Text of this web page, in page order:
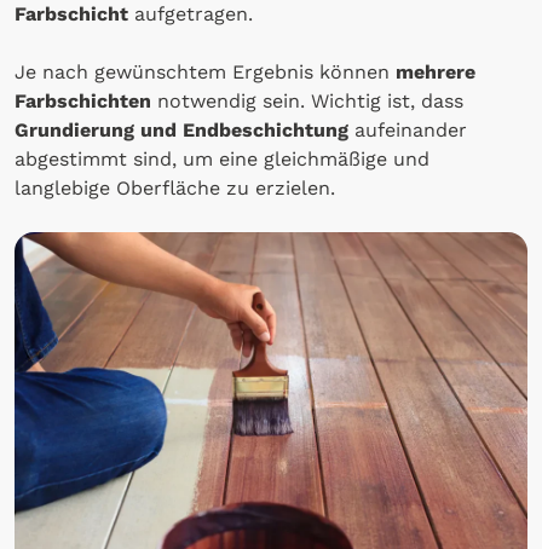
Farbschicht aufgetragen.
Je nach gewünschtem Ergebnis können mehrere
Farbschichten notwendig sein. Wichtig ist, dass
Grundierung und Endbeschichtung aufeinander
abgestimmt sind, um eine gleichmäßige und
langlebige Oberfläche zu erzielen.